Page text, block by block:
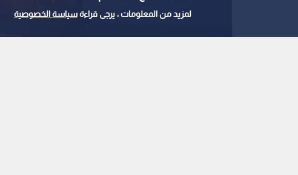
لمزيد من المعلومات ، يرجى قراءةسياسة الخصوصية